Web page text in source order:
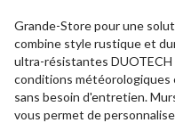
Grande-Store pour une
combine style rustique et
ultra-résistantes
conditions
sans besoin d'entretien.
vous permet de